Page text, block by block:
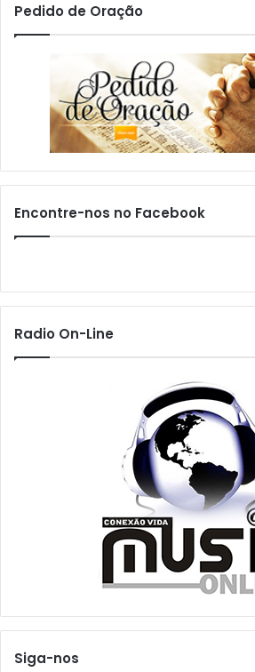
Pedido de Oração
Encontre-nos no Facebook
Radio On-Line
Siga-nos